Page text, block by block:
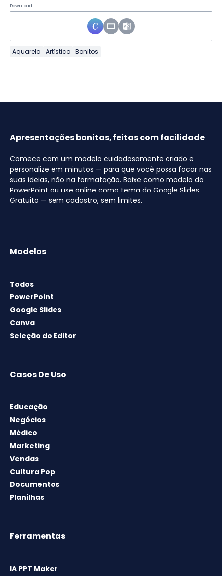
Download
Aquarela Artístico Bonitos
Apresentações bonitas, feitas com facilidade
Comece com um modelo cuidadosamente criado e
personalize em minutos — para que você possa focar nas
suas ideias, não na formatação. Baixe como modelo do
PowerPoint ou use online como tema do Google Slides.
Gratuito — sem cadastro, sem limites.
Modelos
Todos
PowerPoint
Google Slides
Canva
Seleção do Editor
Casos De Uso
Educação
Negócios
Médico
Marketing
Vendas
Cultura Pop
Documentos
Planilhas
Ferramentas
IA PPT Maker